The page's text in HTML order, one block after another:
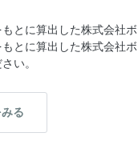
とに算出した株式会社
とに算出した株式会社
い。
る